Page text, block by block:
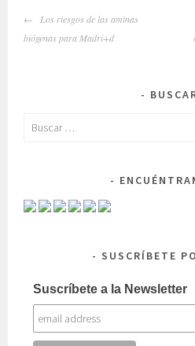
NAVEGADOR
DE
Los riesgos de las aminas
biógenas para Madri+d
Buscar:
SUSCRÍBETE
Suscríbete a la Newsletter